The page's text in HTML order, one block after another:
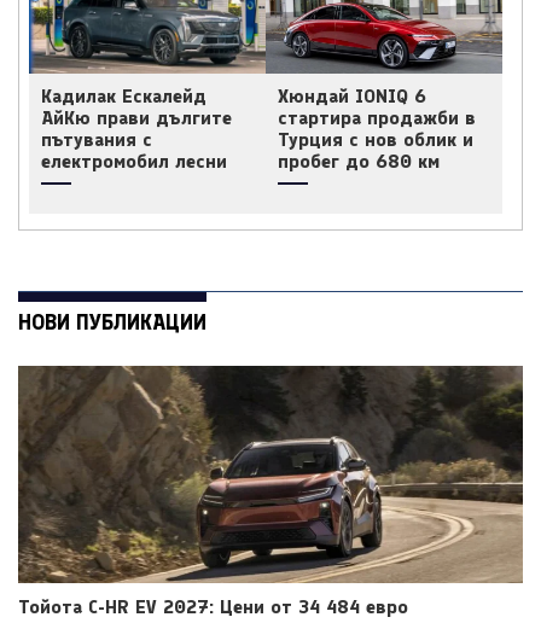
Кадилак Ескалейд
АйКю прави дългите
пътувания с
електромобил лесни
Хюндай IONIQ 6
стартира продажби в
Турция с нов облик и
пробег до 680 км
НОВИ ПУБЛИКАЦИИ
Тойота C-HR EV 2027: Цени от 34 484 евро